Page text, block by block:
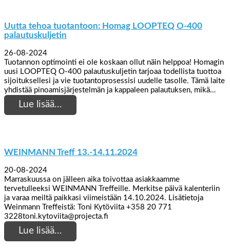
Uutta tehoa tuotantoon: Homag LOOPTEQ O-400
palautuskuljetin
26-08-2024
Tuotannon optimointi ei ole koskaan ollut näin helppoa! Homagin
uusi LOOPTEQ O-400 palautuskuljetin tarjoaa todellista tuottoa
sijoituksellesi ja vie tuotantoprosessisi uudelle tasolle. Tämä laite
yhdistää pinoamisjärjestelmän ja kappaleen palautuksen, mikä…
Lue lisää…
WEINMANN Treff 13.-14.11.2024
20-08-2024
Marraskuussa on jälleen aika toivottaa asiakkaamme
tervetulleeksi WEINMANN Treffeille. Merkitse päivä kalenteriin
ja varaa meiltä paikkasi viimeistään 14.10.2024. Lisätietoja
Weinmann Treffeistä: Toni Kytöviita +358 20 771
3228toni.kytoviita@projecta.fi
Lue lisää…